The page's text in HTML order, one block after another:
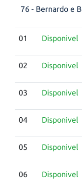
76 - Bernardo e
01 Disponivel
02 Disponivel
03 Disponivel
04 Disponivel
05 Disponivel
06 Disponivel